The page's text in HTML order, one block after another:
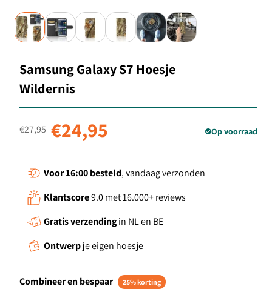
Samsung Galaxy S7 Hoesje
Wildernis
Normale prijs
€27,95
Aanbiedingsprijs
€24,95 Op voorraad
Voor 16:00besteld, vandaag verzonden
Klantscore9.0 met 16.000+ reviews
Gratis verzendingin NL en BE
Ontwerpje eigen hoesje
Combineer en bespaar 25% korting